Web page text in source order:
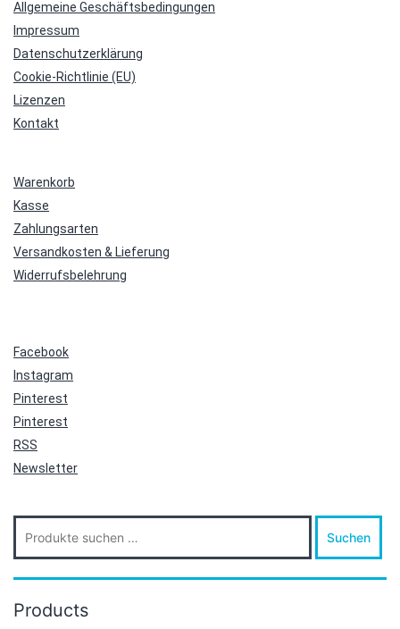
Allgemeine Geschäftsbedingungen
Impressum
Datenschutzerklärung
Cookie-Richtlinie (EU)
Lizenzen
Kontakt
Warenkorb
Kasse
Zahlungsarten
Versandkosten & Lieferung
Widerrufsbelehrung
Facebook
Instagram
Pinterest
Pinterest
RSS
Newsletter
Suche
nach:
Suchen
Products